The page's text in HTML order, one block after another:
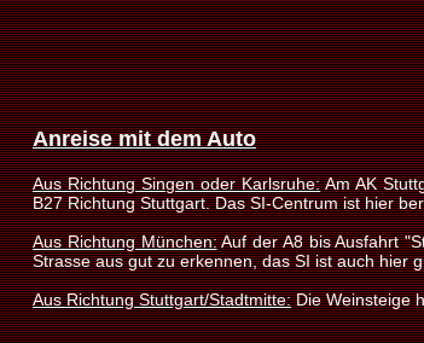
Anreise mit dem Auto
Aus Richtung Singen oder Karlsruhe:Am AK
B27 Richtung Stuttgart. Das SI-Centrum ist hier
Aus Richtung München:Auf der A8 bis Ausfahrt
Strasse aus gut zu erkennen, das SI ist auch hier
Aus Richtung Stuttgart/Stadtmitte:Die Weinsteige